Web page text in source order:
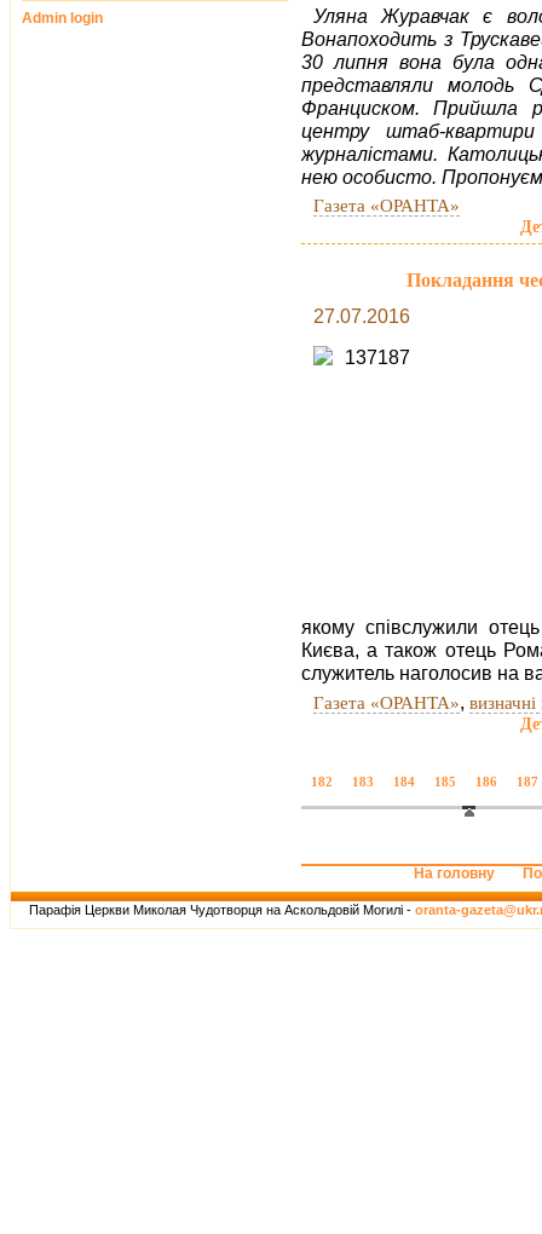
Уляна Журавчак є
Вонапоходить з
30 липня вона була
представляли молодь
Франциском. Прийшла
центру штаб-
журналістами.
нею особисто.
Газета «ОРАНТА»
Покладання
27.07.2016
якому співслужили
Києва, а також отець
служитель наголосив на
Газета «ОРАНТА», визначні
182 183 184 185 186 187
Admin login
На головну
Парафія Церкви Миколая Чудотворця на Аскольдовій Могилі - oranta-